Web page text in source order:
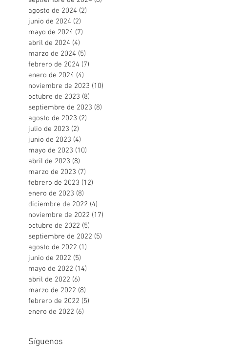
agosto de 2024 (2)
junio de 2024 (2)
mayo de 2024 (7)
abril de 2024 (4)
marzo de 2024 (5)
febrero de 2024 (7)
enero de 2024 (4)
noviembre de 2023 (10)
octubre de 2023 (8)
septiembre de 2023 (8)
agosto de 2023 (2)
julio de 2023 (2)
junio de 2023 (4)
mayo de 2023 (10)
abril de 2023 (8)
marzo de 2023 (7)
febrero de 2023 (12)
enero de 2023 (8)
diciembre de 2022 (4)
noviembre de 2022 (17)
octubre de 2022 (5)
septiembre de 2022 (5)
agosto de 2022 (1)
junio de 2022 (5)
mayo de 2022 (14)
abril de 2022 (6)
marzo de 2022 (8)
febrero de 2022 (5)
enero de 2022 (6)
Síguenos